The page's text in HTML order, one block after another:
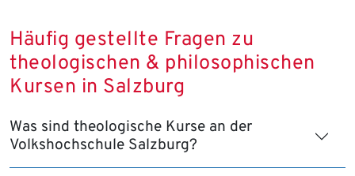
Häufig gestellte Fragen zu
theologischen & philosophischen
Kursen in Salzburg
Was sind theologische Kurse an der
Volkshochschule Salzburg?